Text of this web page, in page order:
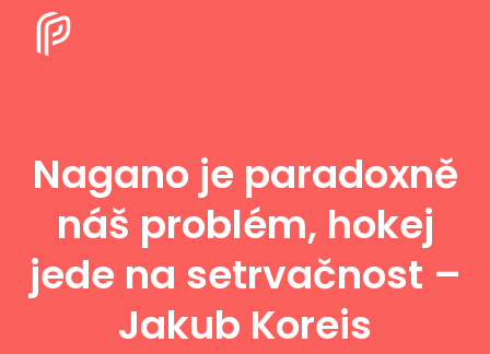
Nagano je paradoxně
náš problém, hokej
jede na setrvačnost –
Jakub Koreis